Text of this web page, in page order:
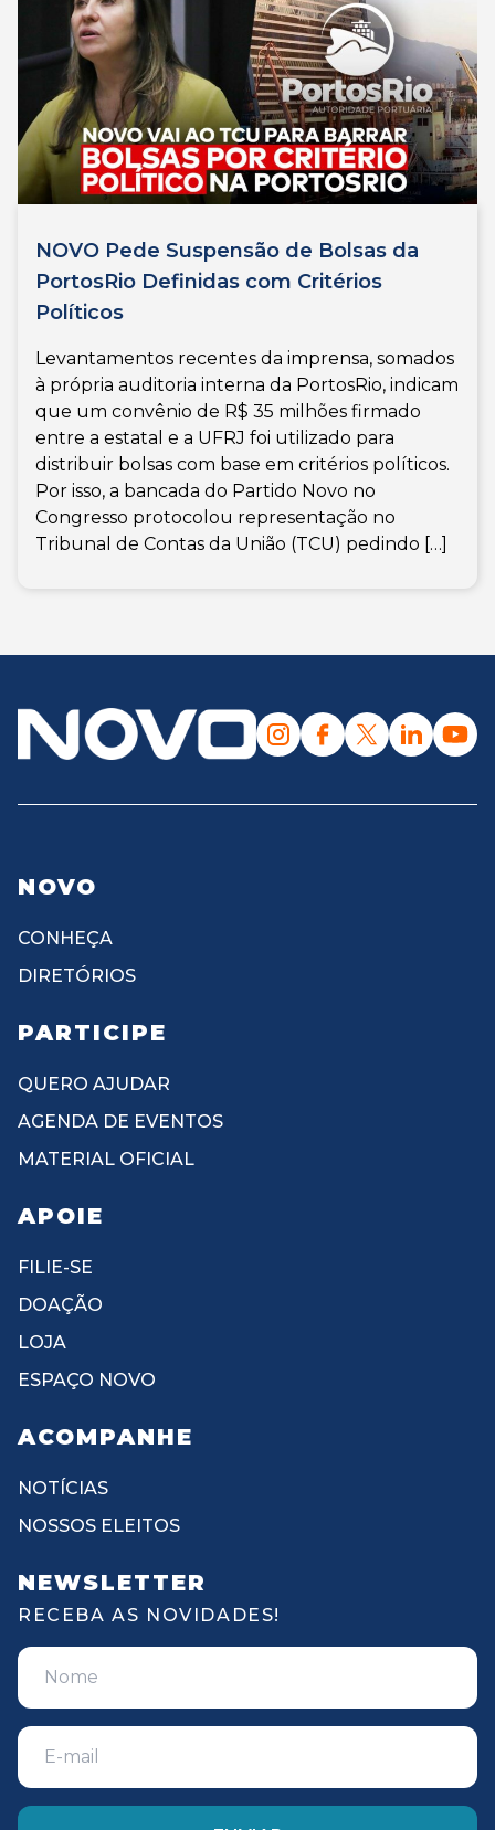
NOVO Pede Suspensão de Bolsas da
PortosRio Definidas com Critérios
Políticos
Levantamentos recentes da imprensa, somados
à própria auditoria interna da PortosRio, indicam
que um convênio de R$ 35 milhões firmado
entre a estatal e a UFRJ foi utilizado para
distribuir bolsas com base em critérios políticos.
Por isso, a bancada do Partido Novo no
Congresso protocolou representação no
Tribunal de Contas da União (TCU) pedindo […]
NOVO
CONHEÇA
DIRETÓRIOS
PARTICIPE
QUERO AJUDAR
AGENDA DE EVENTOS
MATERIAL OFICIAL
APOIE
FILIE-SE
DOAÇÃO
LOJA
ESPAÇO NOVO
ACOMPANHE
NOTÍCIAS
NOSSOS ELEITOS
NEWSLETTER
RECEBA AS NOVIDADES!